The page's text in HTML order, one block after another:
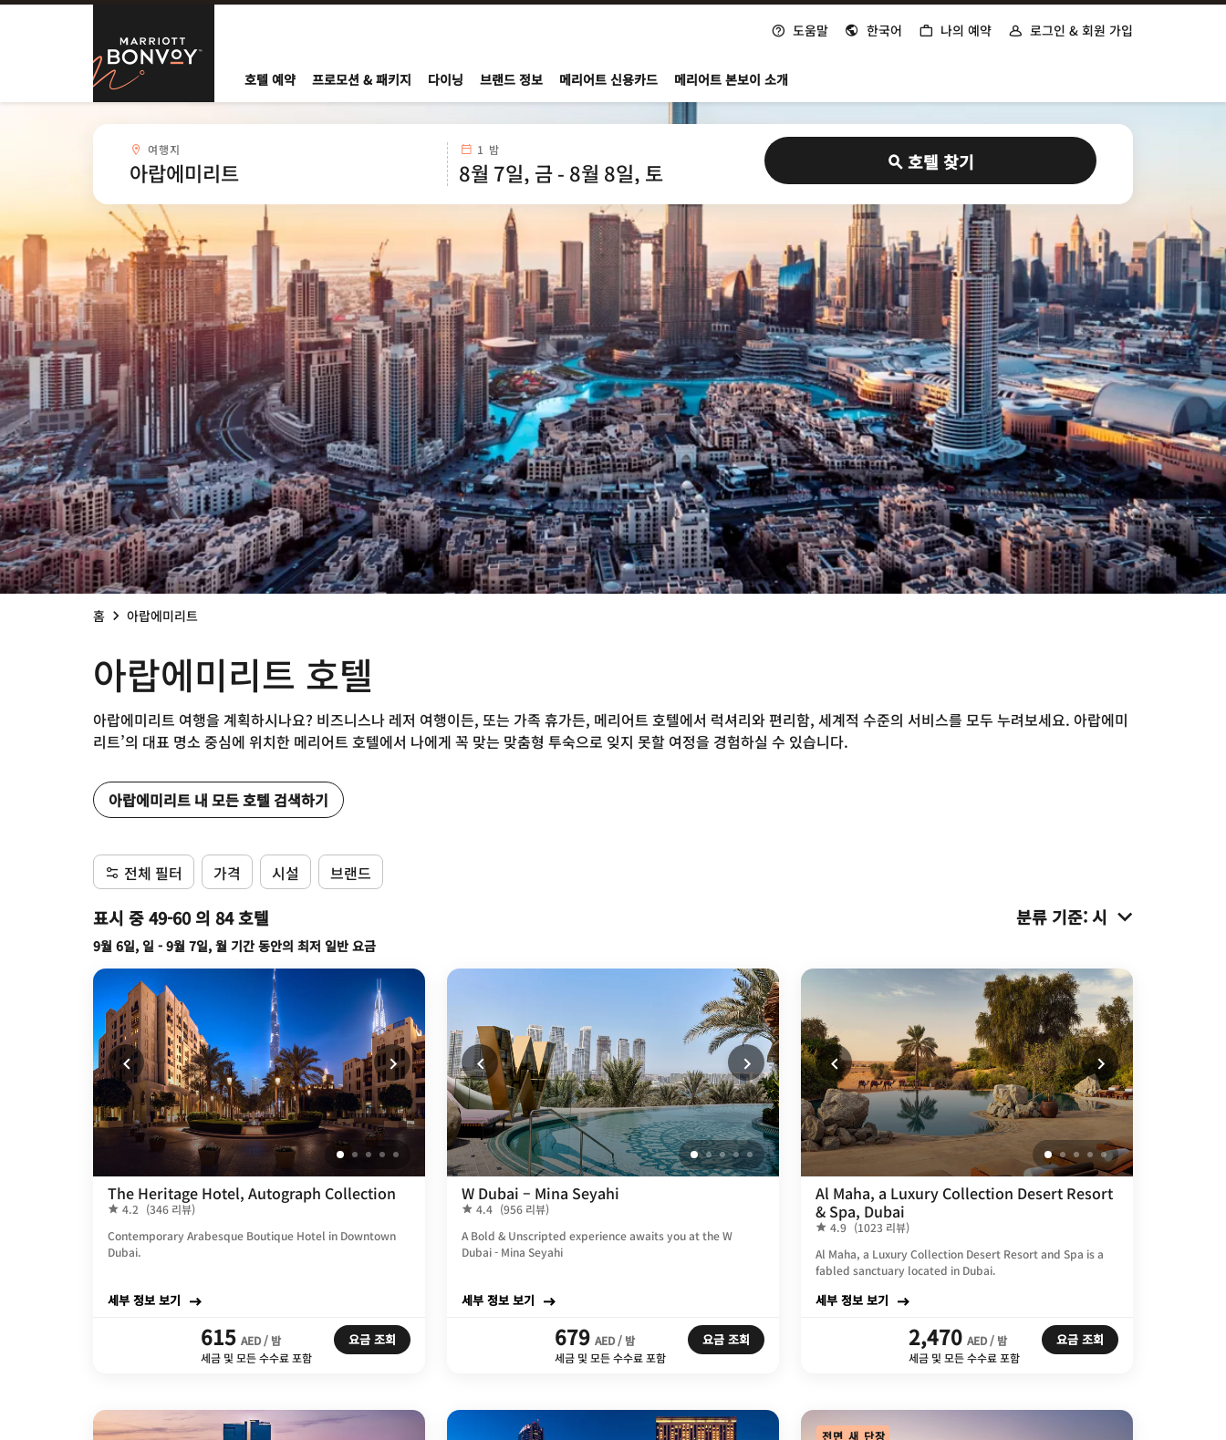
Skip to Content
Marriott Bonvoy
도움말 한국어 나의 예약 로그인 & 회원 가입
호텔 예약 프로모션 & 패키지 다이닝 브랜드 정보 메리어트 신용카드 메리어트 본보이 소개
여행지combobox
여행지 1 밤 호텔 찾기
홈 아랍에미리트
아랍에미리트 호텔
아랍에미리트 여행을 계획하시나요? 비즈니스나 레저 여행이든, 또는 가족 휴가든, 메리어트 호텔에서 럭셔리와 편리함, 세계적 수준의 서비스를 모두 누려보세요. 아랍에미
리트’의 대표 명소 중심에 위치한 메리어트 호텔에서 나에게 꼭 맞는 맞춤형 투숙으로 잊지 못할 여정을 경험하실 수 있습니다.
아랍에미리트 내 모든 호텔 검색하기
전체 필터 가격 시설 브랜드
표시 중 49-60 의 84 호텔 분류 기준:시
9월 6일, 일 - 9월 7일, 월 기간 동안의 최저 일반 요금
The Heritage Hotel, Autograph Collection
4.2 (346 리뷰)
Contemporary Arabesque Boutique Hotel in Downtown
Dubai.
세부 정보 보기
615 AED / 밤
세금 및 모든 수수료 포함
요금 조회
W Dubai – Mina Seyahi
4.4 (956 리뷰)
A Bold & Unscripted experience awaits you at the W
Dubai - Mina Seyahi
세부 정보 보기
679 AED / 밤
세금 및 모든 수수료 포함
요금 조회
Al Maha, a Luxury Collection Desert Resort
& Spa, Dubai
4.9 (1023 리뷰)
Al Maha, a Luxury Collection Desert Resort and Spa is a
fabled sanctuary located in Dubai.
세부 정보 보기
2,470 AED / 밤
세금 및 모든 수수료 포함
요금 조회
전면 새 단장